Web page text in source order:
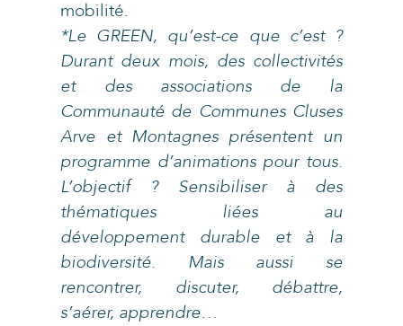
mobilité.
*Le GREEN, qu’est-ce que c’est ?
Durant deux mois, des collectivités
et des associations de la
Communauté de Communes Cluses
Arve et Montagnes présentent un
programme d’animations pour tous.
L’objectif ? Sensibiliser à des
thématiques liées au
développement durable et à la
biodiversité. Mais aussi se
rencontrer, discuter, débattre,
s’aérer, apprendre…